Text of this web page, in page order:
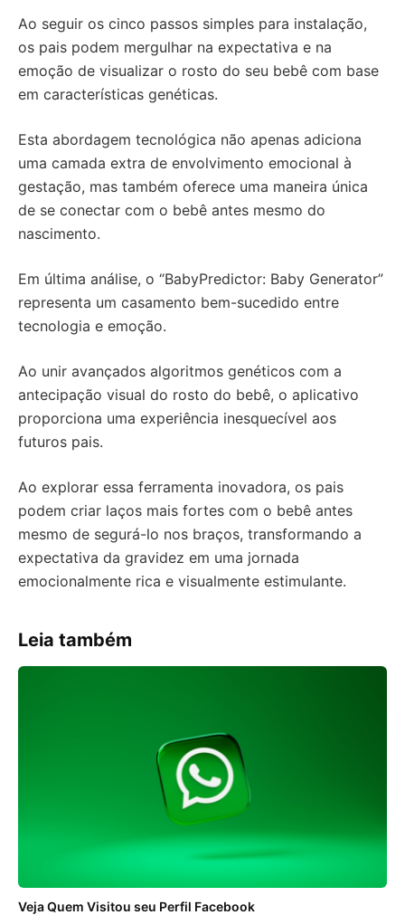
Ao seguir os cinco passos simples para instalação,
os pais podem mergulhar na expectativa e na
emoção de visualizar o rosto do seu bebê com base
em características genéticas.
Esta abordagem tecnológica não apenas adiciona
uma camada extra de envolvimento emocional à
gestação, mas também oferece uma maneira única
de se conectar com o bebê antes mesmo do
nascimento.
Em última análise, o “BabyPredictor: Baby Generator”
representa um casamento bem-sucedido entre
tecnologia e emoção.
Ao unir avançados algoritmos genéticos com a
antecipação visual do rosto do bebê, o aplicativo
proporciona uma experiência inesquecível aos
futuros pais.
Ao explorar essa ferramenta inovadora, os pais
podem criar laços mais fortes com o bebê antes
mesmo de segurá-lo nos braços, transformando a
expectativa da gravidez em uma jornada
emocionalmente rica e visualmente estimulante.
Leia também
Veja Quem Visitou seu Perfil Facebook